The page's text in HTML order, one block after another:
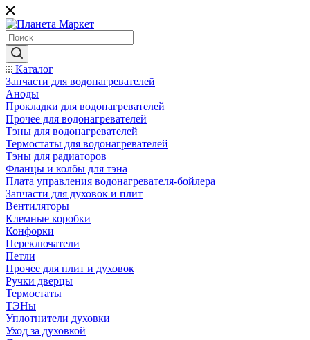
Каталог
Запчасти для водонагревателей
Аноды
Прокладки для водонагревателей
Прочее для водонагревателей
Тэны для водонагревателей
Термостаты для водонагревателей
Тэны для радиаторов
Фланцы и колбы для тэна
Плата управления водонагревателя-бойлера
Запчасти для духовок и плит
Вентиляторы
Клемные коробки
Конфорки
Переключатели
Петли
Прочее для плит и духовок
Ручки дверцы
Термостаты
ТЭНы
Уплотнители духовки
Уход за духовкой